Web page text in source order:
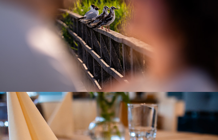
V & M – A Love Story
2026